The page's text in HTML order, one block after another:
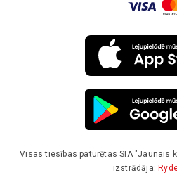
Visas tiesības paturētas SIA "Jaunais
izstrādāja: